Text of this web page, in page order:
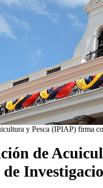
y Pesca (IPIAP) firma
de